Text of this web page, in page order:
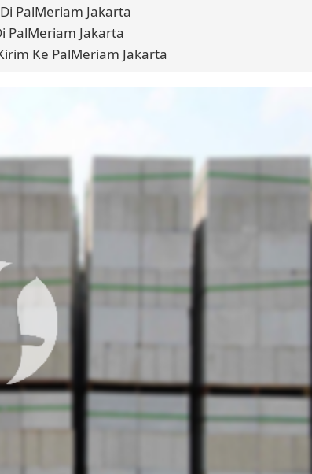
PalMeriam Jakarta
PalMeriam Jakarta
Ke PalMeriam Jakarta